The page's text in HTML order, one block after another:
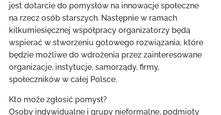
jest dotarcie do pomysłów na innowacje społeczne
na rzecz osób starszych. Następnie w ramach
kilkumiesięcznej współpracy organizatorzy będą
wspierać w stworzeniu gotowego rozwiązania, które
będzie możliwe do wdrożenia przez zainteresowane
organizacje, instytucje, samorządy, firmy,
społeczników w całej Polsce.
Kto może zgłosić pomysł?
Osoby indywidualne i grupy nieformalne, podmioty